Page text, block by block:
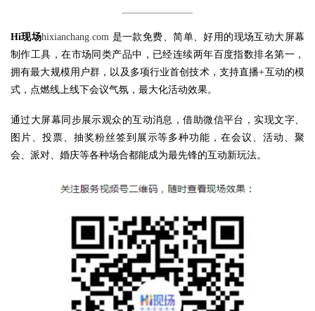
Hi现场hixianchang.com 是一款免费、简单、好用的现场互动大屏幕
制作工具，在市场同类产品中，已经连续两年百度指数排名第一，
拥有最大规模用户群，以及多项行业首创技术，支持直播+互动的模
式，点燃线上线下会议气氛，最大化活动效果。
通过大屏幕同步展示观众的互动消息，借助微信平台，实现文字、
图片、投票、抽奖粉丝签到展示等多种功能，在会议、活动、聚
会、派对、婚庆等各种场合都能成为最先锋的互动新玩法。